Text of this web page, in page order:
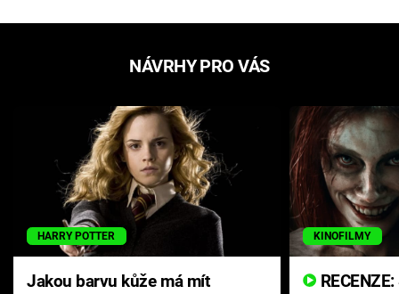
NÁVRHY PRO VÁS
HARRY POTTER
Jakou barvu kůže má mít
KINOFILMY